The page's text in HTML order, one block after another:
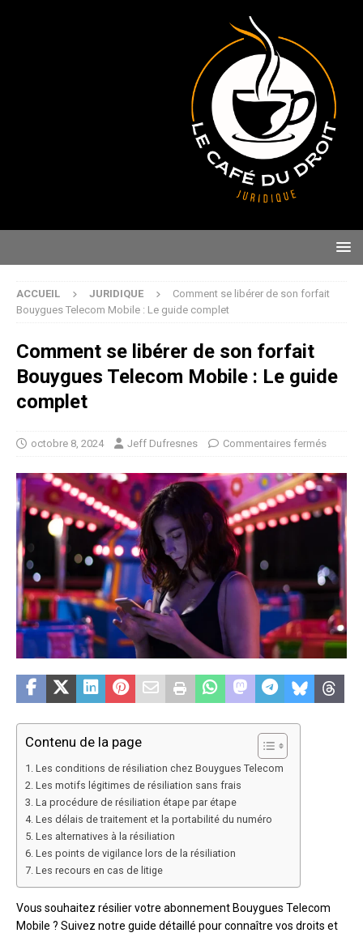
ACCUEIL JURIDIQUE
Comment se libérer de son forfait
Bouygues Telecom Mobile : Le guide complet
Comment se libérer de son forfait
Bouygues Telecom Mobile : Le guide
complet
octobre 8, 2024 Jeff Dufresnes Commentaires fermés
Contenu de la page
Les conditions de résiliation chez Bouygues Telecom
Les motifs légitimes de résiliation sans frais
La procédure de résiliation étape par étape
Les délais de traitement et la portabilité du numéro
Les alternatives à la résiliation
Les points de vigilance lors de la résiliation
Les recours en cas de litige
Vous souhaitez résilier votre abonnement Bouygues Telecom
Mobile ? Suivez notre guide détaillé pour connaître vos droits et